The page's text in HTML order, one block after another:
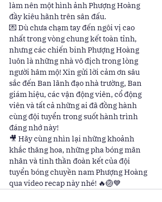
làm nên một hình ảnh Phượng Hoàng
đầy kiêu hãnh trên sân đấu.
💌 Dù chưa chạm tay đến ngôi vị cao
nhất trong vòng chung kết toàn tỉnh,
nhưng các chiến binh Phượng Hoàng
luôn là những nhà vô địch trong lòng
người hâm mộ! Xin gửi lời cảm ơn sâu
sắc đến Ban lãnh đạo nhà trường, Ban
giám hiệu, các vận động viên, cổ động
viên và tất cả những ai đã đồng hành
cùng đội tuyển trong suốt hành trình
đáng nhớ này!
🎥 Hãy cùng nhìn lại những khoảnh
khắc thăng hoa, những pha bóng mãn
nhãn và tinh thần đoàn kết của đội
tuyển bóng chuyền nam Phượng Hoàng
qua video recap này nhé! 🔥🏐💙